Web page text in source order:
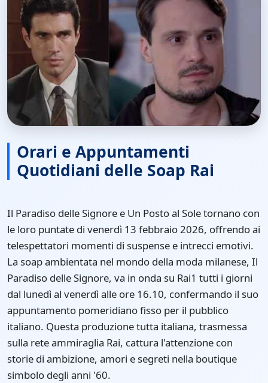
Orari e Appuntamenti
Quotidiani delle Soap Rai
Il Paradiso delle Signore e Un Posto al Sole tornano con
le loro puntate di venerdì 13 febbraio 2026, offrendo ai
telespettatori momenti di suspense e intrecci emotivi.
La soap ambientata nel mondo della moda milanese, Il
Paradiso delle Signore, va in onda su Rai1 tutti i giorni
dal lunedì al venerdì alle ore 16.10, confermando il suo
appuntamento pomeridiano fisso per il pubblico
italiano. Questa produzione tutta italiana, trasmessa
sulla rete ammiraglia Rai, cattura l'attenzione con
storie di ambizione, amori e segreti nella boutique
simbolo degli anni '60.